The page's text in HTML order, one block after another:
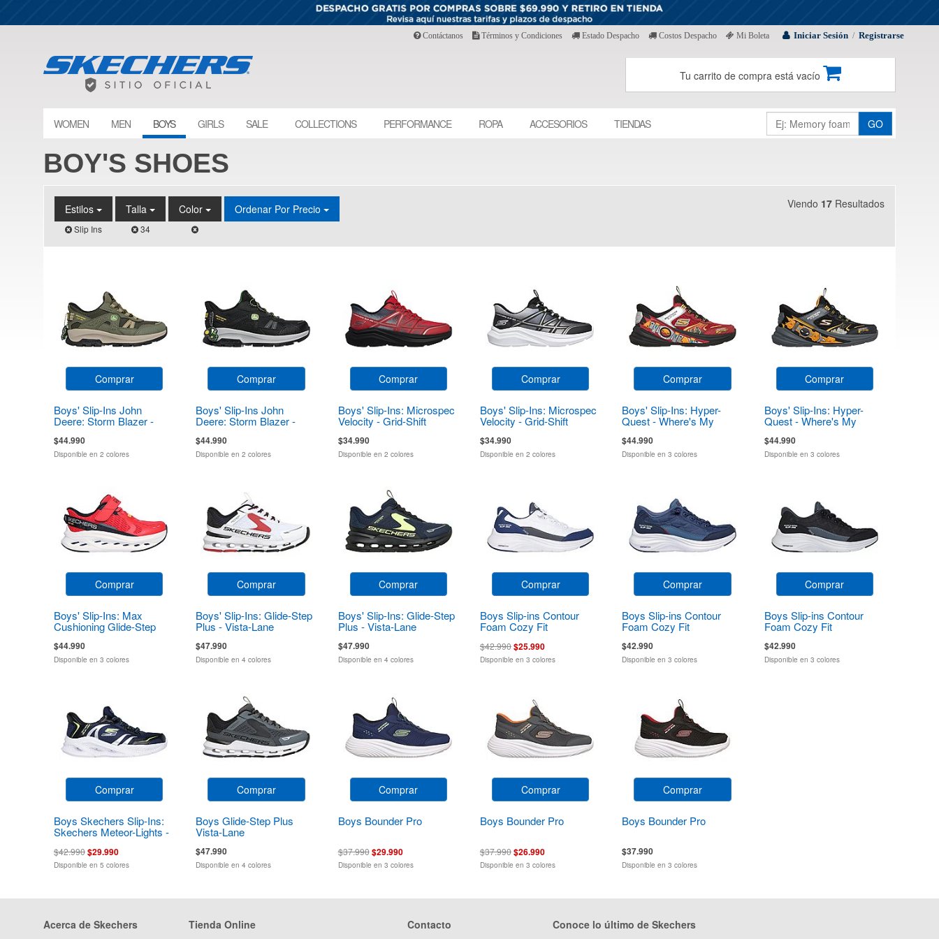
Iniciar Sesión / Registrarse
Contáctanos Términos y Condiciones Estado Despacho Costos Despacho Mi Boleta
Tu carrito de compra está vacío
WOMEN MEN BOYS GIRLS SALE COLLECTIONS PERFORMANCE ROPA ACCESORIOS TIENDAS GO
BOY'S SHOES
Estilos
Slip Ins
Talla
34
Color Ordenar Por Precio Viendo 17 Resultados
Comprar
Boys' Slip-Ins John
Deere: Storm Blazer -
$44.990
Disponible en 2 colores
Comprar
Boys' Slip-Ins John
Deere: Storm Blazer -
$44.990
Disponible en 2 colores
Comprar
Boys' Slip-Ins: Microspec
Velocity - Grid-Shift
$34.990
Disponible en 2 colores
Comprar
Boys' Slip-Ins: Microspec
Velocity - Grid-Shift
$34.990
Disponible en 2 colores
Comprar
Boys' Slip-Ins: Hyper-
Quest - Where's My
$44.990
Disponible en 3 colores
Comprar
Boys' Slip-Ins: Hyper-
Quest - Where's My
$44.990
Disponible en 3 colores
Comprar
Boys' Slip-Ins: Max
Cushioning Glide-Step
$44.990
Disponible en 3 colores
Comprar
Boys' Slip-Ins: Glide-Step
Plus - Vista-Lane
$47.990
Disponible en 4 colores
Comprar
Boys' Slip-Ins: Glide-Step
Plus - Vista-Lane
$47.990
Disponible en 4 colores
Comprar
Boys Slip-ins Contour
Foam Cozy Fit
$42.990$25.990
Disponible en 3 colores
Comprar
Boys Slip-ins Contour
Foam Cozy Fit
$42.990
Disponible en 3 colores
Comprar
Boys Slip-ins Contour
Foam Cozy Fit
$42.990
Disponible en 3 colores
Comprar
Boys Skechers Slip-Ins:
Skechers Meteor-Lights -
$42.990$29.990
Disponible en 5 colores
Comprar
Boys Glide-Step Plus
Vista-Lane
$47.990
Disponible en 4 colores
Comprar
Boys Bounder Pro
$37.990$29.990
Disponible en 3 colores
Comprar
Boys Bounder Pro
$37.990$26.990
Disponible en 3 colores
Comprar
Boys Bounder Pro
$37.990
Disponible en 3 colores
Acerca de Skechers Tienda Online Contacto Conoce lo último de Skechers